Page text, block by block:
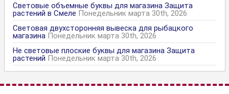
Световые объемные буквы для магазина Защита
растений в Смеле Понедельник марта 30th, 2026
Световая двухсторонняя вывеска для рыбацкого
магазина Понедельник марта 30th, 2026
Не световые плоские буквы для магазина Защита
растений Понедельник марта 30th, 2026